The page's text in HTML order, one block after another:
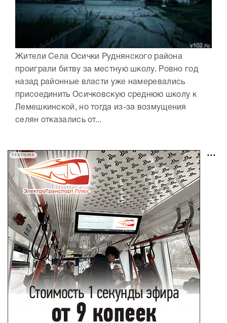
Жители Села Осички Руднянского района
проиграли битву за местную школу. Ровно год
назад районные власти уже намеревались
присоединить Осичковскую среднюю школу к
Лемешкинской, но тогда из-за возмущения
селян отказались от...
РЕКЛАМА